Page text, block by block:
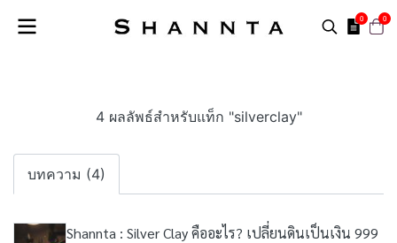
0 0
4 ผลลัพธ์สำหรับแท็ก "silverclay"
บทความ (4)
Shannta : Silver Clay คืออะไร? เปลี่ยนดินเป็นเงิน 999